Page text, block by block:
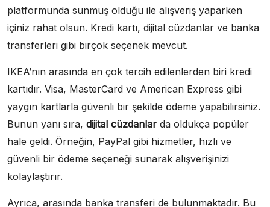
platformunda sunmuş olduğu ile alışveriş yaparken
içiniz rahat olsun. Kredi kartı, dijital cüzdanlar ve banka
transferleri gibi birçok seçenek mevcut.
IKEA’nın arasında en çok tercih edilenlerden biri kredi
kartıdır. Visa, MasterCard ve American Express gibi
yaygın kartlarla güvenli bir şekilde ödeme yapabilirsiniz.
Bunun yanı sıra, dijital cüzdanlar da oldukça popüler
hale geldi. Örneğin, PayPal gibi hizmetler, hızlı ve
güvenli bir ödeme seçeneği sunarak alışverişinizi
kolaylaştırır.
Ayrıca, arasında banka transferi de bulunmaktadır. Bu